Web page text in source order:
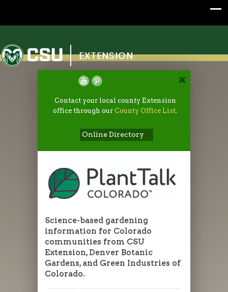
Colorado State University
EXTENSION
Contact your local county Extension
office through ourCounty Office List.
Online Directory
Science-based gardening
information for Colorado
communities from CSU
Extension, Denver Botanic
Gardens, and Green Industries of
Colorado.